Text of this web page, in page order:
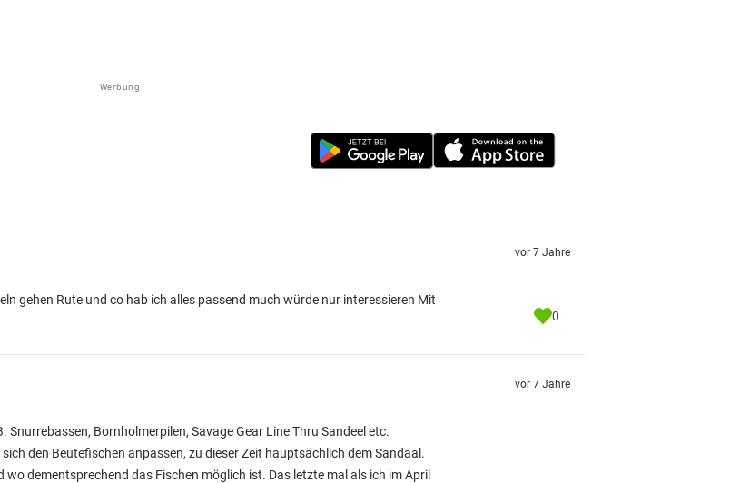
Werbung
gehen Rute und co hab ich alles passend much würde nur interessieren Mit
vor 7 Jahre
0
Bornholmerpilen, Savage Gear Line Thru Sandeel etc.
den Beutefischen anpassen, zu dieser Zeit hauptsächlich dem Sandaal.
dementsprechend das Fischen möglich ist. Das letzte mal als ich im April
vor 7 Jahre